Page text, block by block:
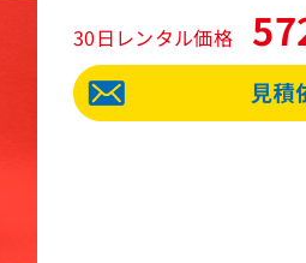
30日レンタル価格